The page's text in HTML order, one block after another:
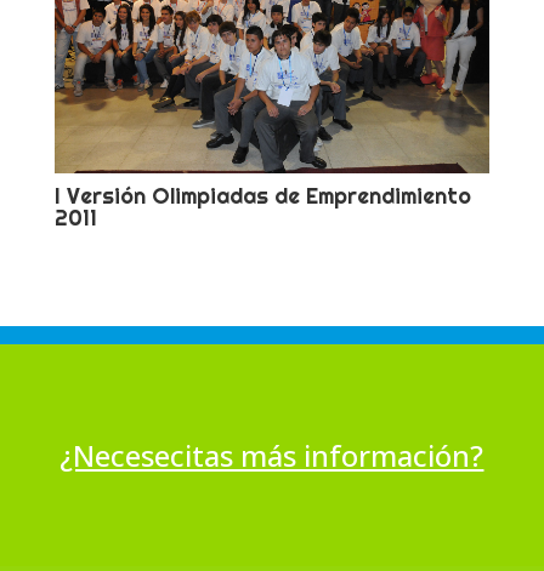
I Versión Olimpiadas de Emprendimiento
2011
¿Necesecitas más información?